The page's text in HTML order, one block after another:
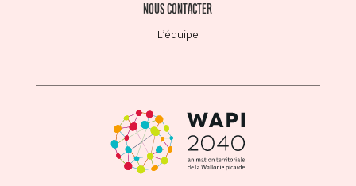
NOUS CONTACTER
L’équipe